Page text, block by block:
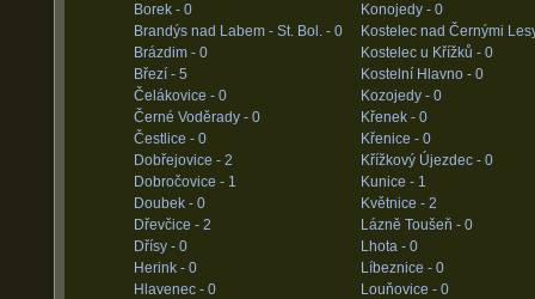
Borek - 0
Brandýs nad Labem - St. Bol. - 0
Brázdim - 0
Březí - 5
Čelákovice - 0
Černé Voděrady - 0
Čestlice - 0
Dobřejovice - 2
Dobročovice - 1
Doubek - 0
Dřevčice - 2
Dřísy - 0
Herink - 0
Hlavenec - 0
Konojedy - 0
Kostelec nad Černými
Kostelec u Křížků - 0
Kostelní Hlavno - 0
Kozojedy - 0
Křenek - 0
Křenice - 0
Křížkový Újezdec - 0
Kunice - 1
Květnice - 2
Lázně Toušeň - 0
Lhota - 0
Líbeznice - 0
Louňovice - 0